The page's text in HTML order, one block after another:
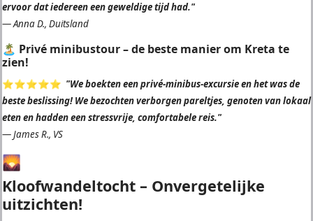
ervoor dat iedereen een geweldige tijd had."
—Anna D., Duitsland
🏝 Privé minibustour – de beste manier om Kreta te
zien!
⭐️⭐️⭐️⭐️⭐️ "We boekten een privé-minibus-excursie en het was de
beste beslissing! We bezochten verborgen pareltjes, genoten van lokaal
eten en hadden een stressvrije, comfortabele reis."
—James R., VS
🌄
Kloofwandeltocht – Onvergetelijke
uitzichten!